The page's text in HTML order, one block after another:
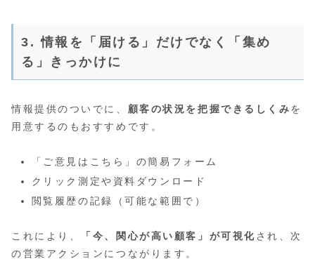
3. 情報を「届ける」だけでなく「集め
る」きっかけに
情報提供のついでに、 顧客の状況を把握できるしくみを
用意するのもおすすめです。
「ご意見はこちら」の簡易フォーム
クリック測定や資料ダウンロード
閲覧履歴の記録（可能な範囲で）
これにより、 「今、関心が高い顧客」が可視化 され、次
の営業アクションにつながります。